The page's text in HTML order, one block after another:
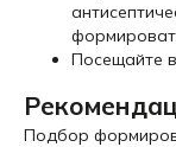
Посещайте
Подбор